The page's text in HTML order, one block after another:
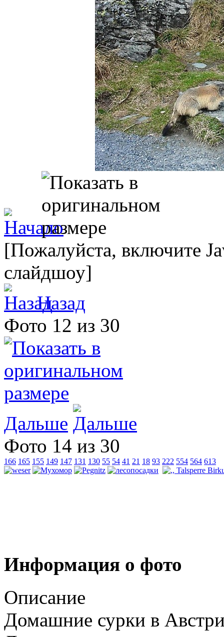
[Пожалуйста, включите
слайдшоу]
Назад
Фото 12 из 30
Дальше
Фото 14 из 30
166 165 155 149 147 131 130 55 54 41 21 18 93 222 554 564 613
Информация о фото
Описание
Домашние сурки в